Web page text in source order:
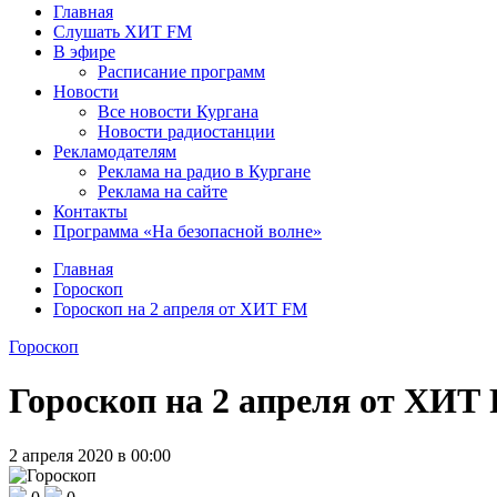
Главная
Слушать ХИТ FM
В эфире
Расписание программ
Новости
Все новости Кургана
Новости радиостанции
Рекламодателям
Реклама на радио в Кургане
Реклама на сайте
Контакты
Программа «На безопасной волне»
Главная
Гороскоп
Гороскоп на 2 апреля от ХИТ FM
Гороскоп
Гороскоп на 2 апреля от ХИТ
2 апреля 2020 в 00:00